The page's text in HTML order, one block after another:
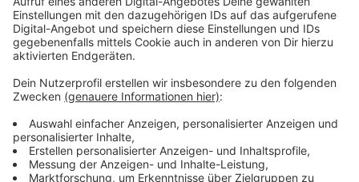
entwickelt, mit denen schon vorher bestimmt werden
kann, welches Geschlecht im Ei steckt. Die
Geflügelverbände sagen allerdings, dass dieses
Verfahren noch nicht praxistauglich ist, da auf den
Höfen andere Bedingungen herrschen als in Laboren
und an Unis. Hier bei uns im Kreis Borken gibt es gar
keine Brütereien. Die nächsten befinden sich in
Ostwestfalen.
Anzeige